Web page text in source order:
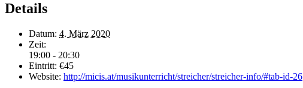
Details
Datum: 4. März 2020
Zeit:
19:00 - 20:30
Eintritt: €45
Website: http://micis.at/musikunterricht/streicher/streicher-info/#tab-id-26